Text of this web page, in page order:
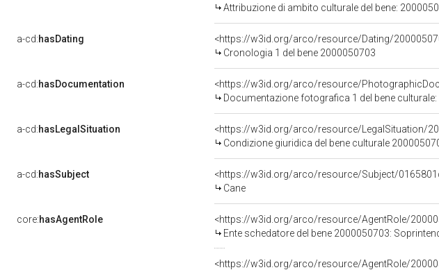
Attribuzione di ambito culturale del bene:
a-cd:hasDating
<https://w3id.org/arco/resource/Dating/
Cronologia 1 del bene 2000050703
a-cd:hasDocumentation
<https://w3id.org/arco/resource/
Documentazione fotografica 1 del bene
a-cd:hasLegalSituation
<https://w3id.org/arco/resource/LegalSituation/
Condizione giuridica del bene culturale
a-cd:hasSubject
<https://w3id.org/arco/resource/Subject/
Cane
core:hasAgentRole
<https://w3id.org/arco/resource/AgentRole/
Ente schedatore del bene 2000050703:
<https://w3id.org/arco/resource/AgentRole/